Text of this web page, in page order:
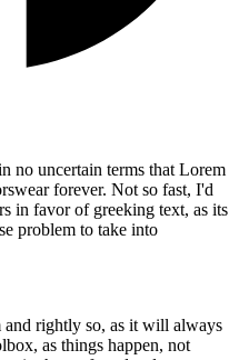
no uncertain terms that Lorem
forever. Not so fast, I'd
in favor of greeking text, as its
problem to take into
rightly so, as it will always
as things happen, not